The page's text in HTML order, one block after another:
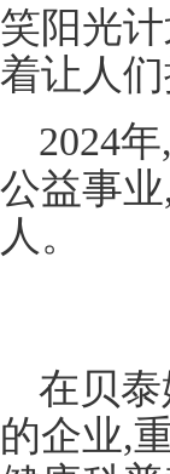
笑阳光
着让人
2024
公益事
人。
在贝
的企业,